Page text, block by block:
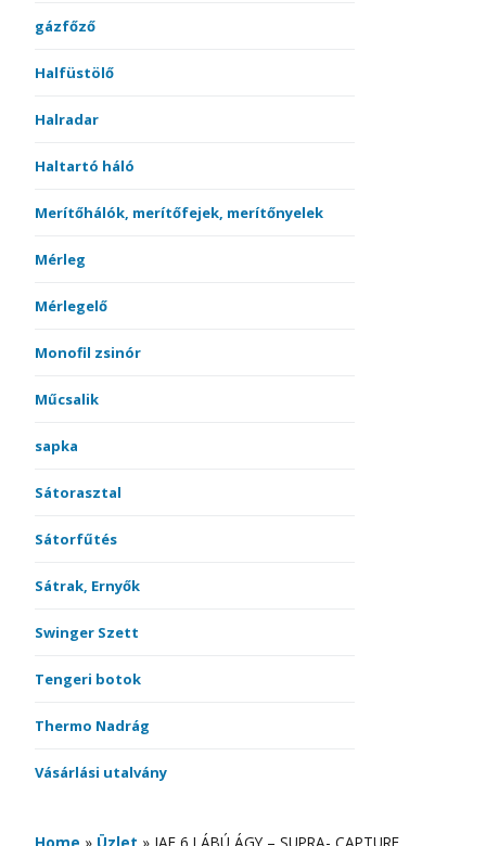
gázfőző
Halfüstölő
Halradar
Haltartó háló
Merítőhálók, merítőfejek, merítőnyelek
Mérleg
Mérlegelő
Monofil zsinór
Műcsalik
sapka
Sátorasztal
Sátorfűtés
Sátrak, Ernyők
Swinger Szett
Tengeri botok
Thermo Nadrág
Vásárlási utalvány